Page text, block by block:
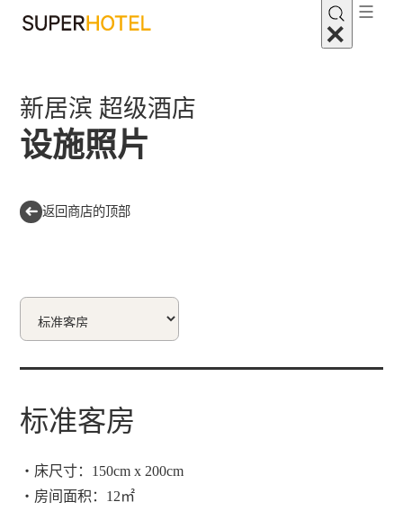
新居滨 超级酒店
设施照片
返回商店的顶部
标准客房
・床尺寸：150cm x 200cm
・房间面积：12㎡